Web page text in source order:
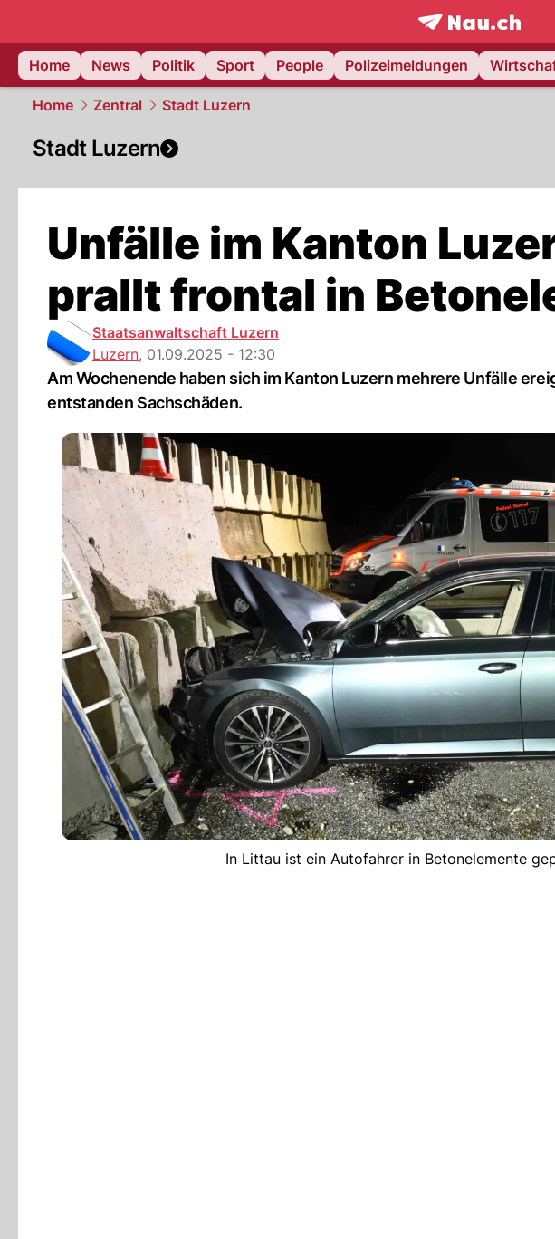
frontpage.NAU.ch
Home
News Politik Sport People Polizeimeldungen
Home Zentral Stadt Luzern
Stadt Luzern
Unfälle im Kanton
prallt frontal in
Staatsanwaltschaft Luzern
Luzern, 01.09.2025 - 12:30
Am Wochenende haben sich im Kanton Luzern mehrere Unfälle
entstanden Sachschäden.
In Littau ist ein Autofahrer in Betonelemente